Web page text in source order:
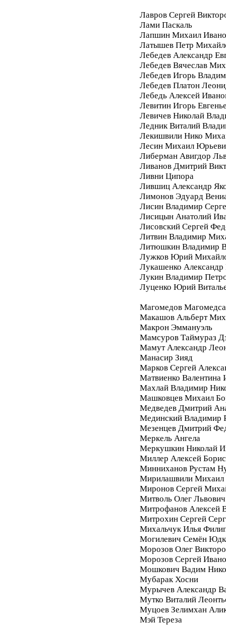
Лавров Сергей
Лами Паскаль
Лапшин Михаил
Латышев Петр
Лебедев Александр
Лебедев Вячеслав
Лебедев Игорь
Лебедев Платон
Лебедь Алексей
Левитин Игорь
Левичев Николай
Ледник Виталий
Лекишвили Нико
Лесин Михаил
Либерман Авигдор
Ливанов Дмитрий
Ливни Ципора
Лившиц Александр
Лимонов Эдуард
Лисин Владимир
Лисицын Анатолий
Лисовский Сергей
Литвин Владимир
Литюшкин Владимир
Лужков Юрий
Лукашенко Александр
Лукин Владимир
Луценко Юрий
Магомедов
Макашов Альберт
Макрон Эммануэль
Мамсуров Таймураз
Мамут Александр
Манасир Зияд
Марков Сергей
Матвиенко Валентина
Махлай Владимир
Машковцев Михаил
Медведев Дмитрий
Мединский Владимир
Мезенцев Дмитрий
Меркель Ангела
Меркушкин Николай
Миллер Алексей
Минниханов Рустам
Мирилашвили Михаил
Миронов Сергей
Митволь Олег Львович
Митрофанов Алексей
Митрохин Сергей
Михальчук Илья
Могилевич Семён
Морозов Олег
Морозов Сергей
Мошкович Вадим
Мубарак Хосни
Мурычев Александр
Мутко Виталий
Муцоев Зелимхан
Мэй Тереза